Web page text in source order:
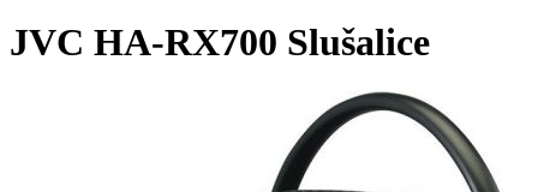
JVC HA-RX700 Slušalice